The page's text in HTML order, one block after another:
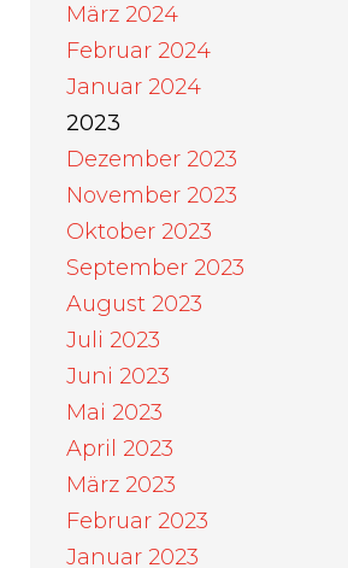
März 2024
Februar 2024
Januar 2024
2023
Dezember 2023
November 2023
Oktober 2023
September 2023
August 2023
Juli 2023
Juni 2023
Mai 2023
April 2023
März 2023
Februar 2023
Januar 2023